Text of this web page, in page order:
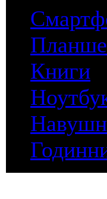
Книги